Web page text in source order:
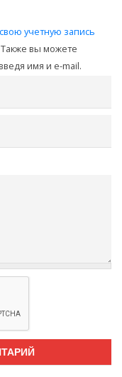
учетную запись
Также вы можете
имя и e-mail.